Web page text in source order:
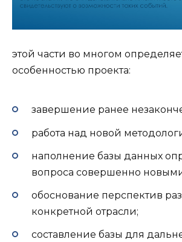
этой части во многом
особенностью проекта:
завершение ранее
работа над новой
наполнение базы данных
вопроса совершенно
обоснование перспектив
конкретной отрасли;
составление базы для